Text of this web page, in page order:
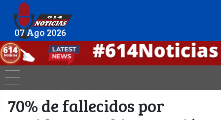
07 Ago 2026
70% de fallecidos por